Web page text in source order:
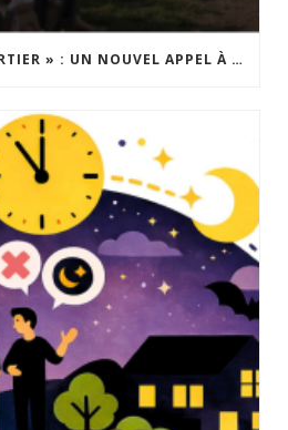
« INSPIRONS LE QUARTIER » : UN NOUVEL APPEL À PROJETS EST LANCÉ !